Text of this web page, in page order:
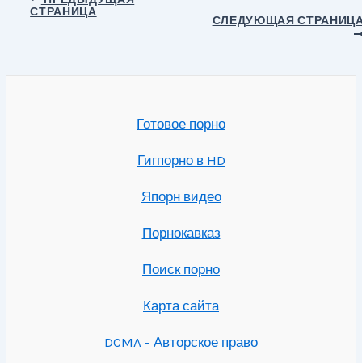
СТРАНИЦА
СЛЕДУЮЩАЯ
Готовое порно
Гигпорно в HD
Япорн видео
Порнокавказ
Поиск порно
Карта сайта
DCMA - Авторское право